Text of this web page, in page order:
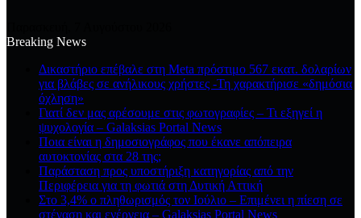
Breaking News
Δικαστήριο επέβαλε στη Meta πρόστιμο 567 εκατ. δολαρίων
για βλάβες σε ανήλικους χρήστες -Τη χαρακτήρισε «δημόσια
όχληση»
Γιατί δεν μας αρέσουμε στις φωτογραφίες – Τι εξηγεί η
ψυχολογία – Galaksias Portal News
Ποια είναι η δημοσιογράφος που έκανε απόπειρα
αυτοκτονίας στα 28 της;
Παράσταση προς υποστήριξη κατηγορίας από την
Περιφέρεια για τη φωτιά στη Δυτική Αττική
Στο 3,4% ο πληθωρισμός τον Ιούλιο – Επιμένει η πίεση σε
στέγαση και ενέργεια – Galaksias Portal News